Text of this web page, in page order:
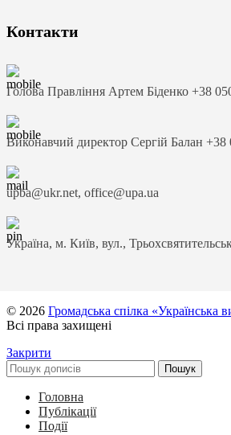
Контакти
Голова Правління Артем Біденко +38
Виконавчий директор Сергій Балан +38
upba@ukr.net, office@upa.ua
Україна, м. Київ, вул.,
© 2026 Громадська спілка «Українська
Всі права захищені
Закрити
Пошук
Головна
Публікації
Події